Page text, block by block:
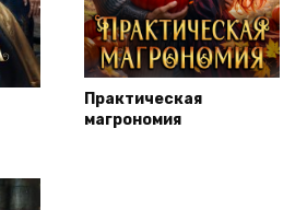
Практическая
магрономия